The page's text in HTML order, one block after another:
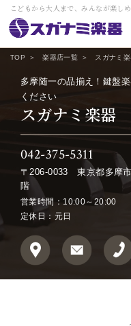
こどもから大人まで、みんなが楽し
TOP 楽器店一覧 スガナミ
多摩随一の品揃え！鍵盤
ください
スガナミ楽器
042-375-5311
〒206-0033東京都多摩
階
営業時間：10:00～20:00
定休日：元日